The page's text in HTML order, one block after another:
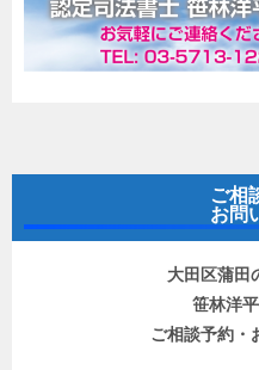
ご相
お問
大田区蒲田
笹林洋
ご相談予約・